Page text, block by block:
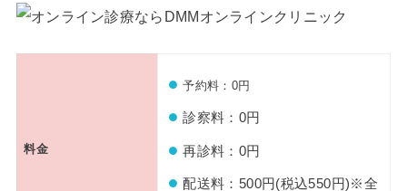
料金
予約料：0円
診察料：0円
再診料：0円
配送料：500円(税込550円)※全